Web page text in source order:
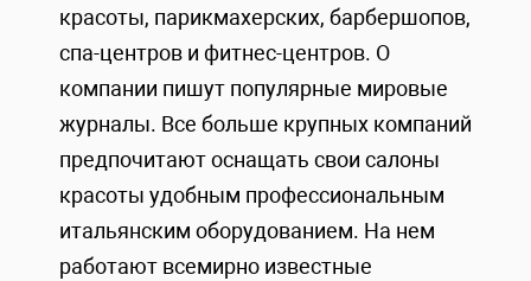
красоты, парикмахерских, барбершопов,
спа-центров и фитнес-центров. О
компании пишут популярные мировые
журналы. Все больше крупных компаний
предпочитают оснащать свои салоны
красоты удобным профессиональным
итальянским оборудованием. На нем
работают всемирно известные